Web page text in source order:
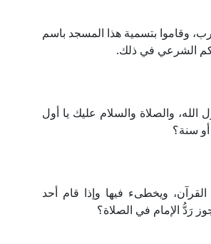
وقاموا بتسمية هذا المسجد باسم
الشرعي في ذلك.
والصلاة والسلام عليك يا أول
سنة؟
ويخطىء فيها وإذا قام أحد
رَدُّ الإمام في الصلاة؟